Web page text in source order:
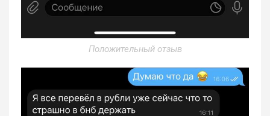
Положительный отзыв